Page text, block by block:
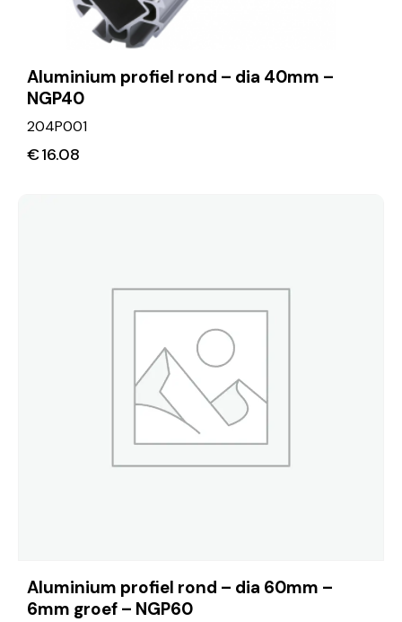
Aluminium profiel rond – dia 40mm –
NGP40
204P001
€16.08
Aluminium profiel rond – dia 60mm –
6mm groef – NGP60